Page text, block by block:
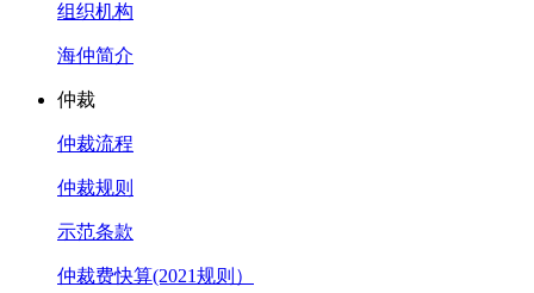
组织机构
海仲简介
仲裁
仲裁流程
仲裁规则
示范条款
仲裁费快算(2021规则）